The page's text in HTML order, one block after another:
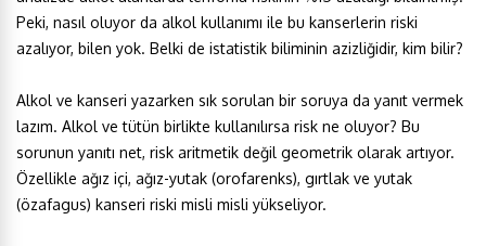
Peki, nasıl oluyor da alkol kullanımı ile bu kanserlerin riski
azalıyor, bilen yok. Belki de istatistik biliminin azizliğidir, kim bilir?
Alkol ve kanseri yazarken sık sorulan bir soruya da yanıt vermek
lazım. Alkol ve tütün birlikte kullanılırsa risk ne oluyor? Bu
sorunun yanıtı net, risk aritmetik değil geometrik olarak artıyor.
Özellikle ağız içi, ağız-yutak (orofarenks), gırtlak ve yutak
(özafagus) kanseri riski misli misli yükseliyor.